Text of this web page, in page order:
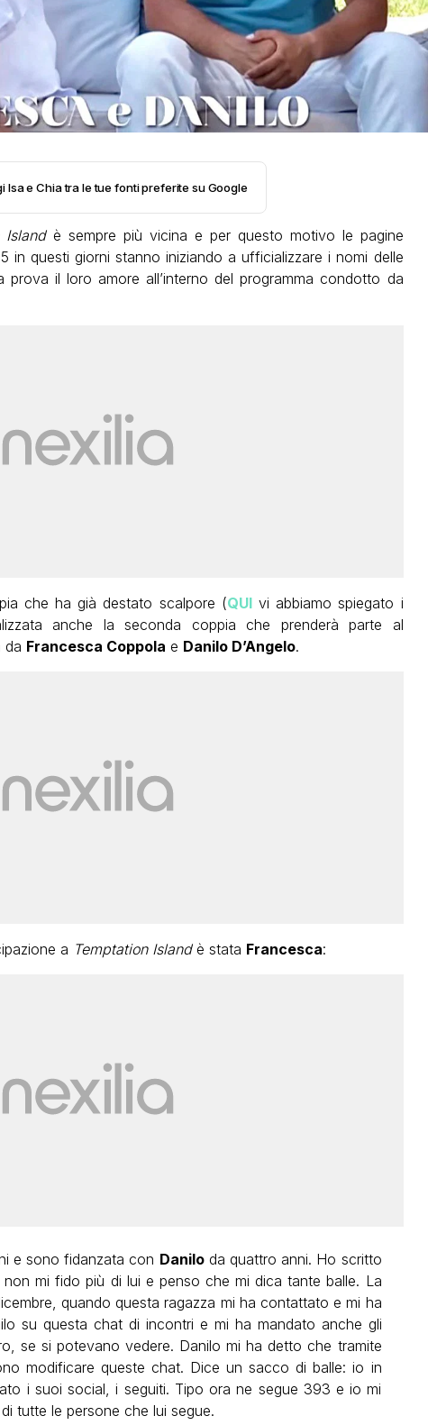
Isa e Chia tra le tue fonti preferite su Google
Islandè sempre più vicina e per questo motivo le pagine
in questi giorni stanno iniziando a ufficializzare i nomi delle
il loro amore all’interno del programma condotto da
che ha già destato scalpore (QUIvi abbiamo spiegato i
anche la seconda coppia che prenderà parte al
da Francesca Coppola e Danilo D’Angelo.
a Temptation Islandè stata Francesca:
e sono fidanzata con Daniloda quattro anni. Ho scritto
mi fido più di lui e penso che mi dica tante balle. La
quando questa ragazza mi ha contattato e mi ha
su questa chat di incontri e mi ha mandato anche gli
se si potevano vedere. Danilo mi ha detto che tramite
modificare queste chat. Dice un sacco di balle: io in
i suoi social, i seguiti. Tipo ora ne segue 393 e io mi
tutte le persone che lui segue.